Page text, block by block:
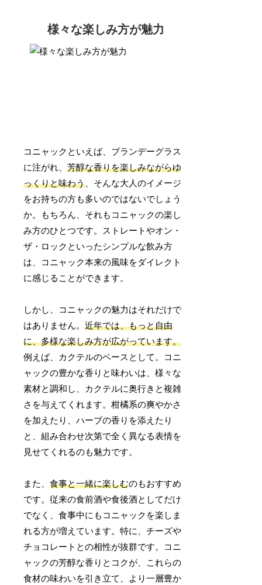
様々な楽しみ方が魅力
コニャックといえば、ブランデーグラス
に注がれ、芳醇な香りを楽しみながらゆ
っくりと味わう、そんな大人のイメージ
をお持ちの方も多いのではないでしょう
か。もちろん、それもコニャックの楽し
み方のひとつです。ストレートやオン・
ザ・ロックといったシンプルな飲み方
は、コニャック本来の風味をダイレクト
に感じることができます。
しかし、コニャックの魅力はそれだけで
はありません。近年では、もっと自由
に、多様な楽しみ方が広がっています。
例えば、カクテルのベースとして。コニ
ャックの豊かな香りと味わいは、様々な
素材と調和し、カクテルに奥行きと複雑
さを与えてくれます。柑橘系の爽やかさ
を加えたり、ハーブの香りを添えたり
と、組み合わせ次第で全く異なる表情を
見せてくれるのも魅力です。
また、食事と一緒に楽しむのもおすすめ
です。従来の食前酒や食後酒としてだけ
でなく、食事中にもコニャックを楽しま
れる方が増えています。特に、チーズや
チョコレートとの相性が抜群です。コニ
ャックの芳醇な香りとコクが、これらの
食材の味わいを引き立て、より一層豊か